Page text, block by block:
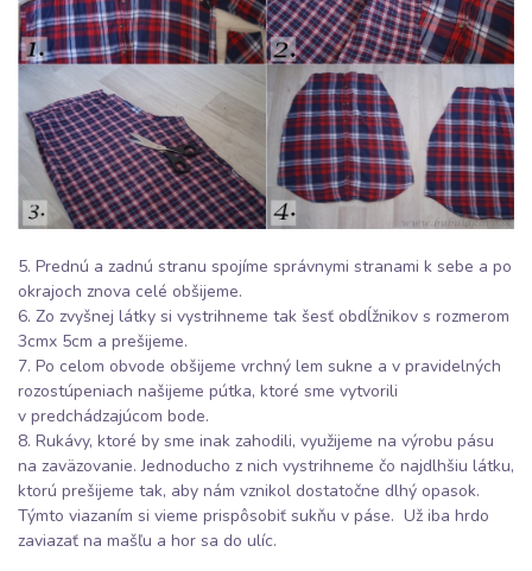
5. Prednú a zadnú stranu spojíme správnymi stranami k sebe a po
okrajoch znova celé obšijeme.
6. Zo zvyšnej látky si vystrihneme tak šesť obdĺžnikov s rozmerom
3cmx 5cm a prešijeme.
7. Po celom obvode obšijeme vrchný lem sukne a v pravidelných
rozostúpeniach našijeme pútka, ktoré sme vytvorili
v predchádzajúcom bode.
8. Rukávy, ktoré by sme inak zahodili, využijeme na výrobu pásu
na zaväzovanie. Jednoducho z nich vystrihneme čo najdlhšiu látku,
ktorú prešijeme tak, aby nám vznikol dostatočne dlhý opasok.
Týmto viazaním si vieme prispôsobiť sukňu v páse. Už iba hrdo
zaviazať na mašľu a hor sa do ulíc.